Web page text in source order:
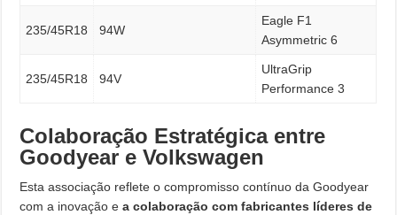
235/45R18 94W
Eagle F1
Asymmetric 6
235/45R18 94V
UltraGrip
Performance 3
Colaboração Estratégica entre
Goodyear e Volkswagen
Esta associação reflete o compromisso contínuo da Goodyear
com a inovação ea colaboração com fabricantes líderes de